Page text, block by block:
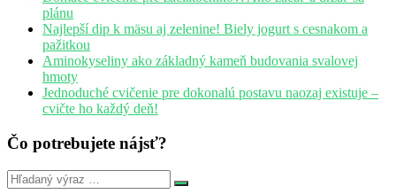
plánu
Najlepší dip k mäsu aj zelenine! Biely jogurt s cesnakom a
pažitkou
Aminokyseliny ako základný kameň budovania svalovej
hmoty
Jednoduché cvičenie pre dokonalú postavu naozaj existuje –
cvičte ho každý deň!
Čo potrebujete nájsť?